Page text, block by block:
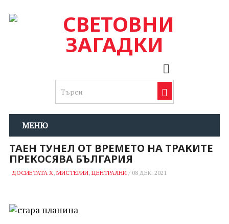
МЕНЮ
ТАЕН ТУНЕЛ ОТ ВРЕМЕТО НА ТРАКИТЕ
ПРЕКОСЯВА БЪЛГАРИЯ
ДОСИЕТАТА Х, МИСТЕРИИ, ЦЕНТРАЛНИ/ 08 ДЕК. 2021